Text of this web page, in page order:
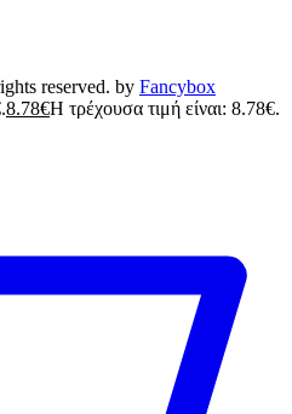
reserved. by Fancybox
8.78€Η τρέχουσα τιμή είναι: 8.78€.